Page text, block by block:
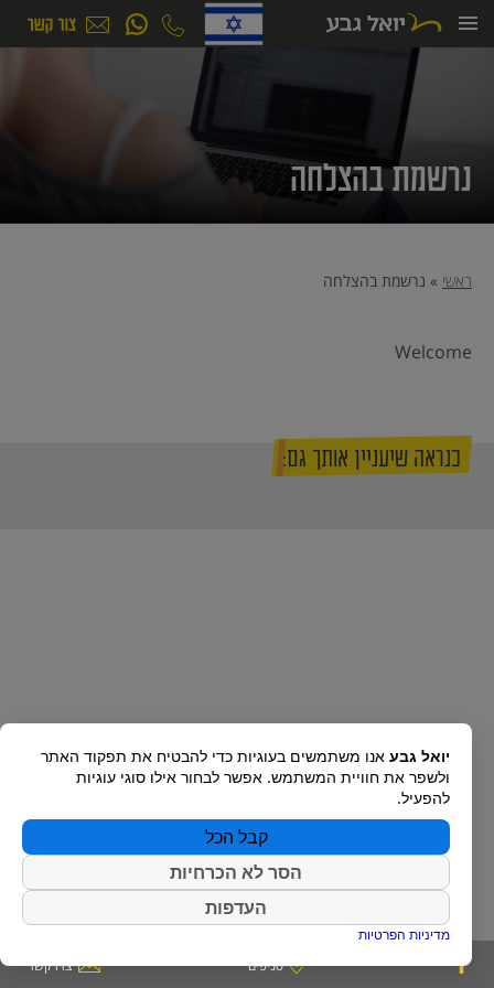
לתוכן
נרשמת בהצלחה
ראשי » נרשמת בהצלחה
Welcome
כנראה שיעניין אותך גם:
סניפים צרו קשר
יואל גבע אנו משתמשים בעוגיות כדי להבטיח את תפקוד האתר
ולשפר את חוויית המשתמש. אפשר לבחור אילו סוגי עוגיות
להפעיל.
קבל הכל
הסר לא הכרחיות
העדפות
מדיניות הפרטיות